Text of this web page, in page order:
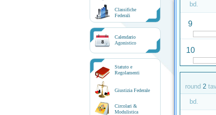
Classifiche
Federali
8
Calendario
Agonistico
Statuto e
Regolamenti
Giustizia Federale
Circolari &
Modulistica
bd.
9
10
round 2
bd.